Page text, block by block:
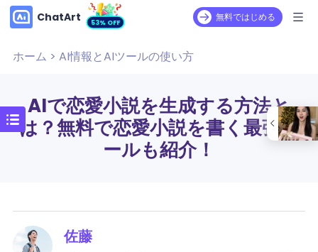
ChatArt 53% OFF 無料ではじめる
ホーム > AI情報とAIツールの使い方
AIで恋愛小説を生成する方法と
は？無料で恋愛小説を書く最強ツ
ールも紹介！
佐藤